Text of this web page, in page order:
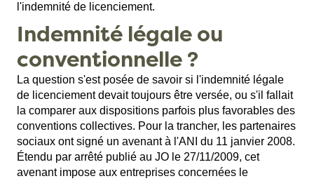
l'indemnité de licenciement.
Indemnité légale ou
conventionnelle ?
La question s'est posée de savoir si l'indemnité légale
de licenciement devait toujours être versée, ou s'il fallait
la comparer aux dispositions parfois plus favorables des
conventions collectives. Pour la trancher, les partenaires
sociaux ont signé un avenant à l'ANI du 11 janvier 2008.
Étendu par arrêté publié au JO le 27/11/2009, cet
avenant impose aux entreprises concernées le